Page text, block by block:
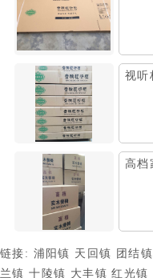
视听
高档
链接: 浦阳镇 天回镇 团结镇
兰镇 十陵镇 大丰镇 红光镇